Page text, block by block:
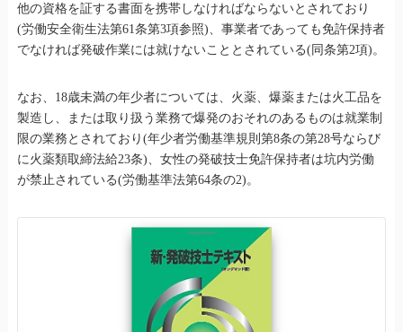
他の資格を証する書面を携帯しなければならないとされており
(労働安全衛生法第61条第3項参照)、事業者であっても免許保持者
でなければ発破作業には就けないこととされている(同条第2項)。
なお、18歳未満の年少者については、火薬、爆薬または火工品を
製造し、または取り扱う業務で爆発のおそれのあるものは就業制
限の業務とされており(年少者労働基準規則第8条の第28号ならび
に火薬類取締法給23条)、女性の発破技士免許保持者は坑内労働
が禁止されている(労働基準法第64条の2)。